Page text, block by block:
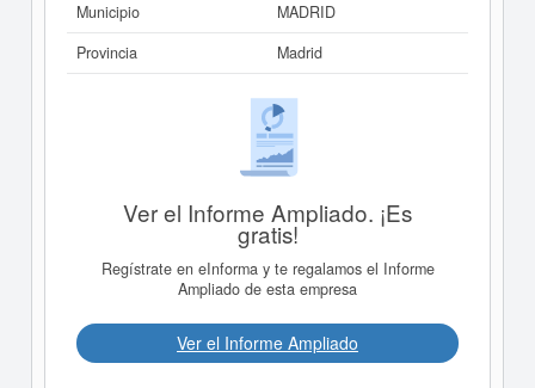
Municipio
MADRID
Provincia
Madrid
Ver el Informe Ampliado. ¡Es
gratis!
Regístrate en eInforma y te regalamos el Informe
Ampliado de esta empresa
Ver el Informe Ampliado